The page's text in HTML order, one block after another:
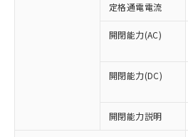
定格通電電流
開閉能力(AC)
開閉能力(DC)
開閉能力説明
ご利用条件
以下の条件をお読みいただ
対応済み：EU RoHS指
非含有に対応した製品が提
対応予定：EU RoHS指令
有に対応した製品に切り
対応予定なし：EU RoHS
非含有に非対応の商品で、